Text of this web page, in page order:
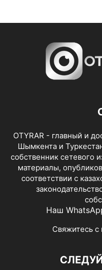
OTYRAR - главный и
Шымкента и
собственник сетевого
материалы,
соответствии с
Наш
Свяжитесь с